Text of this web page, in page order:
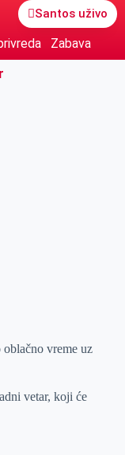
Santos uživo
Zabava
vreme uz
vetar, koji će